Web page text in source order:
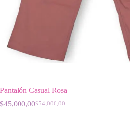
Pantalón Casual Rosa
$54,000,00
El
$45,000,00El